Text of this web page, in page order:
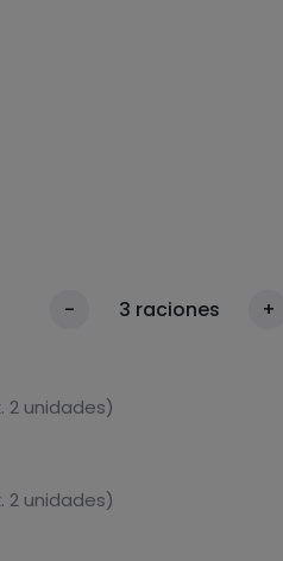
- 3 raciones +
2 unidades)
2 unidades)